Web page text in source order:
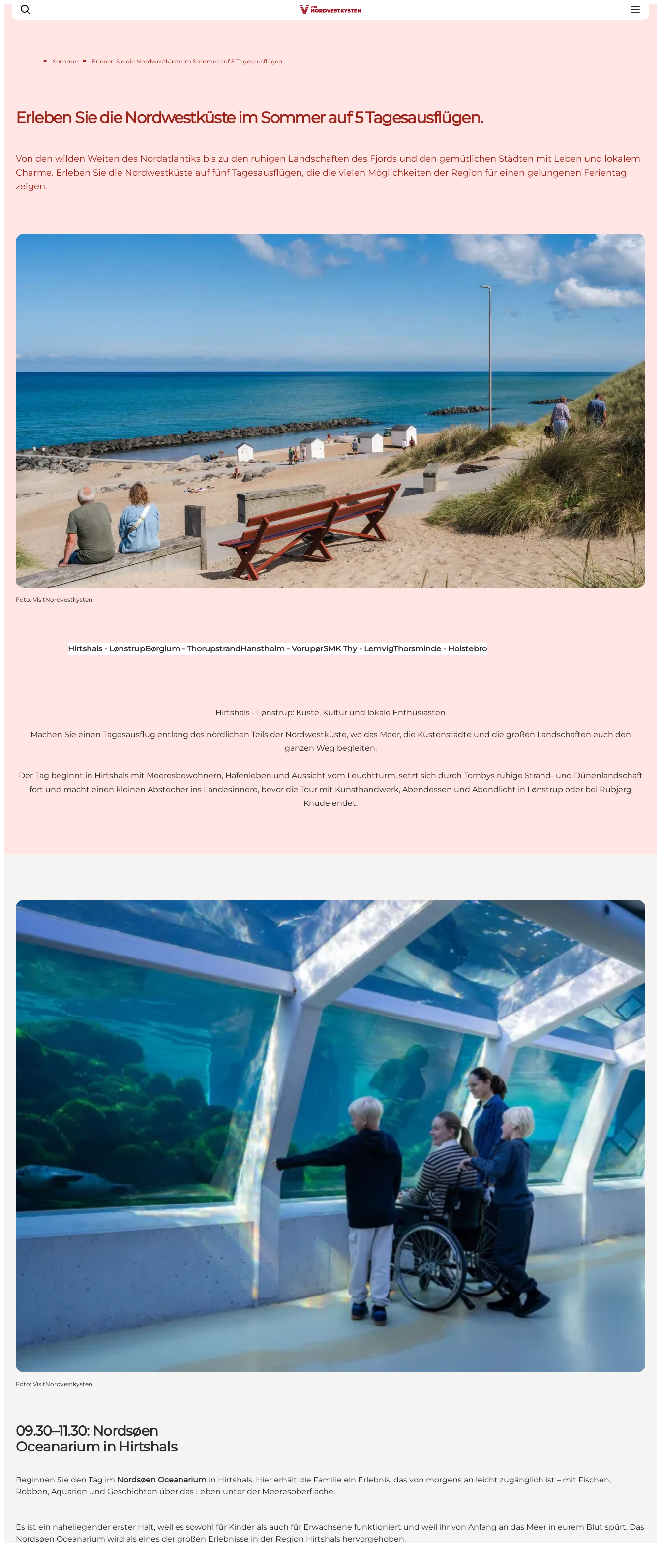
Events
Unterkunft
… ■ Sommer ■ Erleben Sie die Nordwestküste im Sommer auf 5 Tagesausflügen.
Erleben Sie die Nordwestküste im Sommer auf 5 Tagesausflügen.
Von den wilden Weiten des Nordatlantiks bis zu den ruhigen Landschaften des Fjords und den gemütlichen Städten mit Leben und lokalem
Charme. Erleben Sie die Nordwestküste auf fünf Tagesausflügen, die die vielen Möglichkeiten der Region für einen gelungenen Ferientag
zeigen.
Foto: VisitNordvestkysten
Hirtshals - LønstrupBørglum - ThorupstrandHanstholm - VorupørSMK Thy - LemvigThorsminde - Holstebro
Hirtshals - Lønstrup: Küste, Kultur und lokale Enthusiasten
Machen Sie einen Tagesausflug entlang des nördlichen Teils der Nordwestküste, wo das Meer, die Küstenstädte und die großen Landschaften euch den
ganzen Weg begleiten.
Der Tag beginnt in Hirtshals mit Meeresbewohnern, Hafenleben und Aussicht vom Leuchtturm, setzt sich durch Tornbys ruhige Strand- und Dünenlandschaft
fort und macht einen kleinen Abstecher ins Landesinnere, bevor die Tour mit Kunsthandwerk, Abendessen und Abendlicht in Lønstrup oder bei Rubjerg
Knude endet.
Foto: VisitNordvestkysten
09.30–11.30: Nordsøen
Oceanarium in Hirtshals
Beginnen Sie den Tag im Nordsøen Oceanarium in Hirtshals. Hier erhält die Familie ein Erlebnis, das von morgens an leicht zugänglich ist – mit Fischen,
Robben, Aquarien und Geschichten über das Leben unter der Meeresoberfläche.
Es ist ein naheliegender erster Halt, weil es sowohl für Kinder als auch für Erwachsene funktioniert und weil ihr von Anfang an das Meer in eurem Blut spürt. Das
Nordsøen Oceanarium wird als eines der großen Erlebnisse in der Region Hirtshals hervorgehoben.